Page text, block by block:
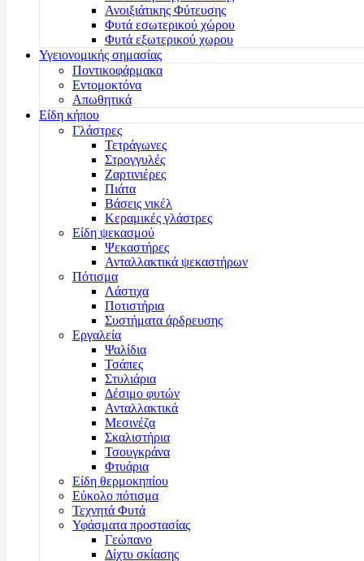
Ανοιξιάτικης Φύτευσης
Φυτά εσωτερικού χώρου
Φυτά εξωτερικού χωρου
Υγειονομικής σημασίας
Ποντικοφάρμακα
Εντομοκτόνα
Απωθητικά
Είδη κήπου
Γλάστρες
Τετράγωνες
Στρογγυλές
Ζαρτινιέρες
Πιάτα
Βάσεις νικέλ
Κεραμικές γλάστρες
Είδη ψεκασμού
Ψεκαστήρες
Ανταλλακτικά ψεκαστήρων
Πότισμα
Λάστιχα
Ποτιστήρια
Συστήματα άρδρευσης
Εργαλεία
Ψαλίδια
Τσάπες
Στυλιάρια
Δέσιμο φυτών
Ανταλλακτικά
Μεσινέζα
Σκαλιστήρια
Τσουγκράνα
Φτυάρια
Είδη θερμοκηπίου
Εύκολο πότισμα
Τεχνητά Φυτά
Υφάσματα προστασίας
Γεώπανο
Δίχτυ σκίασης